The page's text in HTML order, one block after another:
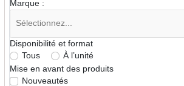
Marque :
Disponibilité et format
Tous
À l’unité
Mise en avant des produits
Nouveautés